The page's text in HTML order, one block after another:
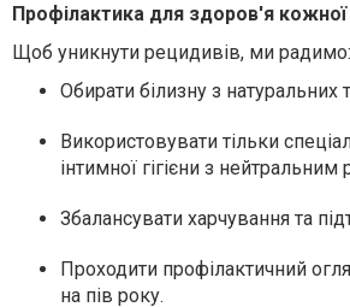
Профілактика для здоров'я кожної
Щоб уникнути рецидивів, ми радимо:
Обирати білизну з натуральних
Використовувати тільки
інтимної гігієни з нейтральним
Збалансувати харчування та
Проходити профілактичний
на пів року.